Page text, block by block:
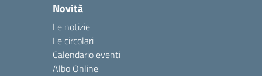
Novità
Le notizie
Le circolari
Calendario eventi
Albo Online